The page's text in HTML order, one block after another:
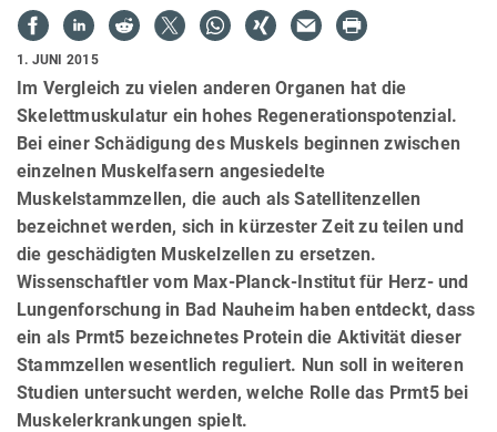
1. JUNI 2015
Im Vergleich zu vielen anderen Organen hat die
Skelettmuskulatur ein hohes Regenerationspotenzial.
Bei einer Schädigung des Muskels beginnen zwischen
einzelnen Muskelfasern angesiedelte
Muskelstammzellen, die auch als Satellitenzellen
bezeichnet werden, sich in kürzester Zeit zu teilen und
die geschädigten Muskelzellen zu ersetzen.
Wissenschaftler vom Max-Planck-Institut für Herz- und
Lungenforschung in Bad Nauheim haben entdeckt, dass
ein als Prmt5 bezeichnetes Protein die Aktivität dieser
Stammzellen wesentlich reguliert. Nun soll in weiteren
Studien untersucht werden, welche Rolle das Prmt5 bei
Muskelerkrankungen spielt.